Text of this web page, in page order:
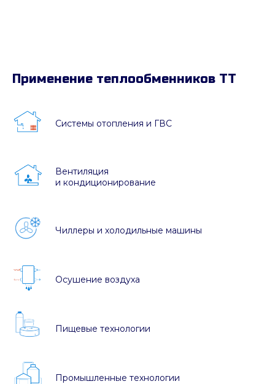
Применение теплообменников ТТ
Системы отопления и ГВС
Вентиляция
и кондиционирование
Чиллеры и холодильные машины
Осушение воздуха
Пищевые технологии
Промышленные технологии